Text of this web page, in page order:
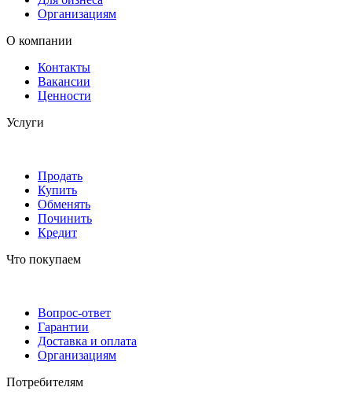
Организациям
О компании
Контакты
Вакансии
Ценности
Услуги
Продать
Купить
Обменять
Починить
Кредит
Что покупаем
Вопрос-ответ
Гарантии
Доставка и оплата
Организациям
Потребителям